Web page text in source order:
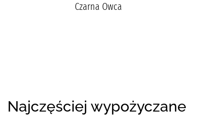
Czarna Owca
Najczęściej wypożyczane